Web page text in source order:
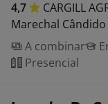
4,7 CARGILL
Marechal
A combinar
Presencial